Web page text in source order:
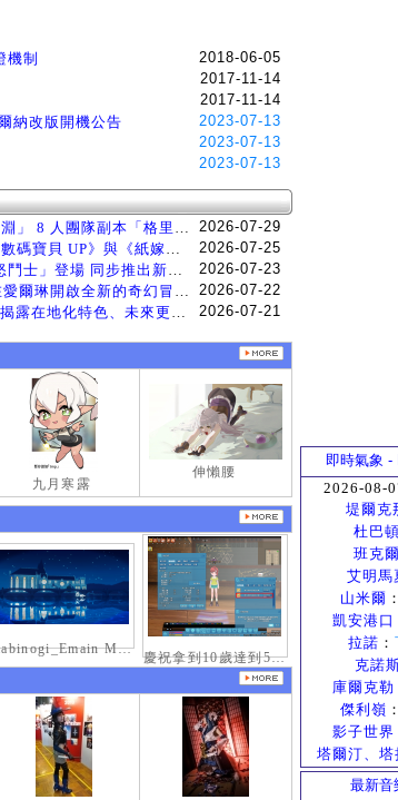
機制
2018-06-05
2017-11-14
2017-11-14
納改版開機公告
2023-07-13
2023-07-13
2023-07-13
《瑪奇 Mobile》將開放高難度地下城「深淵」 8 人團隊副本「格里斯貝恩」將於 8 月 5 日登場
2026-07-29
【電玩瘋】手機週報《瑪奇 Mobile》、《數碼寶貝 UP》與《紙嫁衣 9 羅浮夢》等遊戲
2026-07-25
《新瑪奇》雙秘法「旋律人偶師」與「狂怒鬥士」登場 同步推出新系統「神秘工坊」
2026-07-23
跨平台 MMORPG《瑪奇 Mobile》上市 在愛爾琳開啟全新的奇幻冒險生活
2026-07-22
《瑪奇 Mobile》於台港澳 Showcase 節目揭露在地化特色、未來更新計畫等內容 首次公開台灣動畫
2026-07-21
九月寒露
伸懶腰
mabinogi_Emain Macha_2000-0600_1
慶祝拿到10歲達到50級稱號紀念照
即時氣象 -
2026-08-
堤爾克
杜巴頓
班克爾
艾明馬
山米爾 ：
凱安港口
拉諾 ：
克諾
庫爾克勒
傑利嶺 ：
影子世界
塔爾汀、塔
最新音